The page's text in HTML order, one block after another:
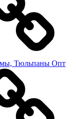
Тюльпаны Опт